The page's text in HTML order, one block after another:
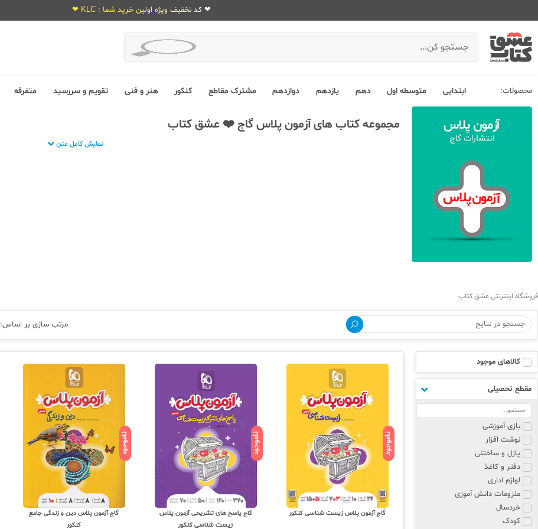
❤ کد تخفیف ویژه اولین خرید شما : KLC ❤
محصولات: ابتدایی متوسطه اول دهم یازدهم دوازدهم مشترک مقاطع کنکور هنر و فنی تقویم و سررسید متفرقه
مجموعه کتاب های آزمون پلاس گاج ❤️ عشق کتاب
نمایش کامل متن
فروشگاه اینترنتی عشق کتاب
مرتب سازی بر اساس:
کالاهای موجود
مقطع تحصیلی
بازی آموزشی
نوشت افزار
پازل و ساختنی
دفتر و کاغذ
لوازم اداری
ملزومات دانش آموزی
خردسال
کودک
ناموجود
گاج آزمون پلاس زیست شناسی کنکور
ناموجود
گاج پاسخ های تشریحی آزمون پلاس
زیست شناسی کنکور
ناموجود
گاج آزمون پلاس دین و زندگی جامع
کنکور